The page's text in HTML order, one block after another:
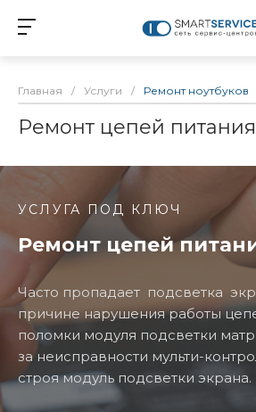
Главная / Услуги / Ремонт ноутбуков
Ремонт цепей
УСЛУГА ПОД КЛЮЧ
Ремонт цепей
Часто пропадает подсветка
причине нарушения работы
поломки модуля подсветки
за неисправности мульти-
строя модуль подсветки экрана.